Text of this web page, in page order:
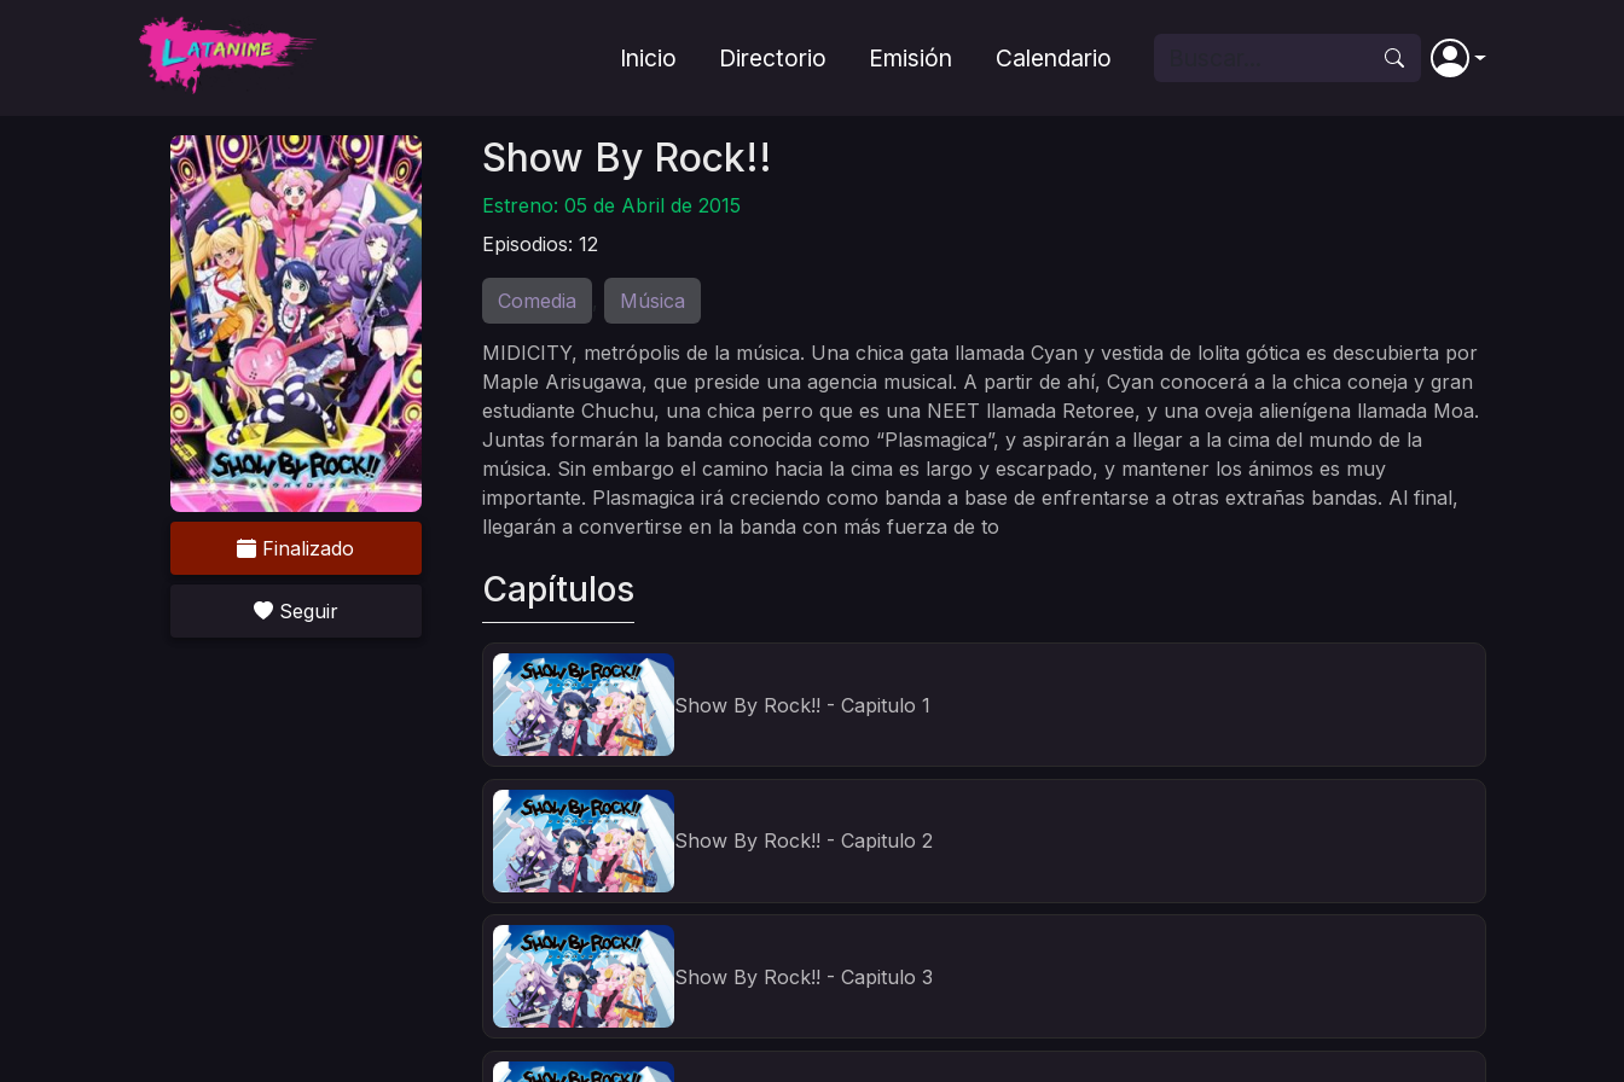
Inicio Directorio Emisión Calendario
Finalizado
Seguir
Show By Rock!!
Estreno: 05 de Abril de 2015
Episodios: 12
Comedia Música
MIDICITY, metrópolis de la música. Una chica gata llamada Cyan y vestida de lolita gótica es descubierta por
Maple Arisugawa, que preside una agencia musical. A partir de ahí, Cyan conocerá a la chica coneja y gran
estudiante Chuchu, una chica perro que es una NEET llamada Retoree, y una oveja alienígena llamada Moa.
Juntas formarán la banda conocida como “Plasmagica”, y aspirarán a llegar a la cima del mundo de la
música. Sin embargo el camino hacia la cima es largo y escarpado, y mantener los ánimos es muy
importante. Plasmagica irá creciendo como banda a base de enfrentarse a otras extrañas bandas. Al final,
llegarán a convertirse en la banda con más fuerza de to
Capítulos
Show By Rock!! - Capitulo 1
Show By Rock!! - Capitulo 2
Show By Rock!! - Capitulo 3